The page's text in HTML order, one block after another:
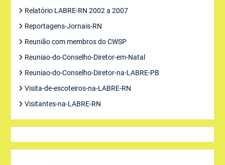
Relatório LABRE-RN 2002 a 2007
Reportagens-Jornais-RN
Reunião com membros do CWSP
Reuniao-do-Conselho-Diretor-em-Natal
Reuniao-do-Conselho-Diretor-na-LABRE-PB
Visita-de-escoteiros-na-LABRE-RN
Visitantes-na-LABRE-RN